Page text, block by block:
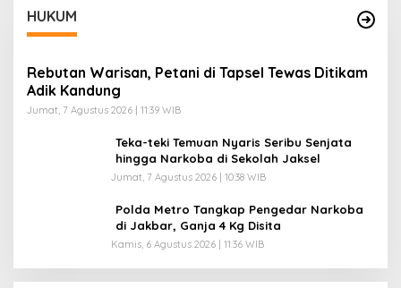
HUKUM
Rebutan Warisan, Petani di Tapsel Tewas Ditikam
Adik Kandung
Jumat, 7 Agustus 2026 | 11:39 WIB
Teka-teki Temuan Nyaris Seribu Senjata
hingga Narkoba di Sekolah Jaksel
Jumat, 7 Agustus 2026 | 10:38 WIB
Polda Metro Tangkap Pengedar Narkoba
di Jakbar, Ganja 4 Kg Disita
Kamis, 6 Agustus 2026 | 11:36 WIB